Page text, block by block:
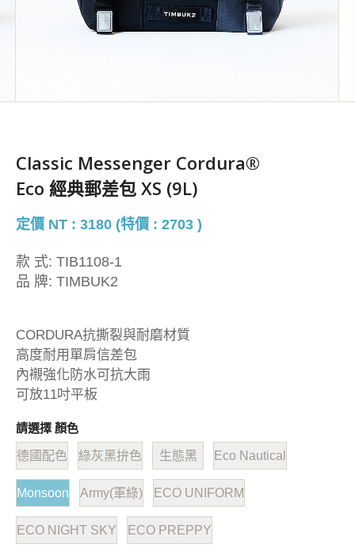
Classic Messenger Cordura®
Eco 經典郵差包 XS (9L)
定價 NT : 3180 (特價 : 2703 )
款 式: TIB1108-1
品 牌: TIMBUK2
CORDURA抗撕裂與耐磨材質
高度耐用單肩信差包
內襯強化防水可抗大雨
可放11吋平板
請選擇 顏色
德國配色 綠灰黑拚色 生態黑 Eco Nautical
Monsoon Army(軍綠) ECO UNIFORM
ECO NIGHT SKY ECO PREPPY